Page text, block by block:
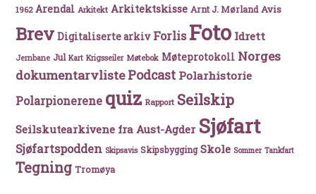
1962 Arendal Arkitekt Arkitektskisse Arnt J. Mørland Avis
Brev Digitaliserte arkiv Forlis Foto Idrett
Jernbane Jul Kart Krigsseiler Møtebok Møteprotokoll Norges
dokumentarvlistePodcast Polarhistorie
Polarpionerene quiz Rapport Seilskip
Seilskutearkivene fra Aust-Agder Sjøfart
Sjøfartspodden Skipsavis Skipsbygging Skole Sommer Tankfart
Tegning Tromøya